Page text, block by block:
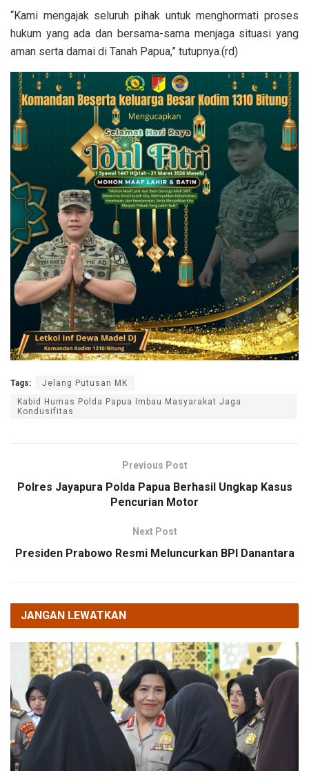
“Kami mengajak seluruh pihak untuk menghormati proses
hukum yang ada dan bersama-sama menjaga situasi yang
aman serta damai di Tanah Papua,” tutupnya.(rd)
Tags:
Jelang Putusan MK
Kabid Humas Polda Papua Imbau Masyarakat Jaga
Kondusifitas
Previous Post
Polres Jayapura Polda Papua Berhasil Ungkap Kasus
Pencurian Motor
Next Post
Presiden Prabowo Resmi Meluncurkan BPI Danantara
JANGAN LEWATKAN